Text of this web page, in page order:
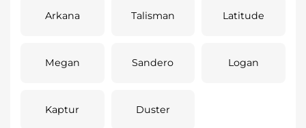
Arkana Talisman Latitude
Megan Sandero Logan
Kaptur Duster